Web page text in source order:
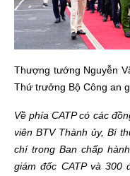
Thượng tướng Nguyễn
Thứ trưởng Bộ Công an
Về phía CATP có các
viên BTV Thành ủy, Bí
chí trong Ban chấp
giám đốc CATP và 300